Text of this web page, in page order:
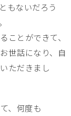
もないだろう
ことができて、
世話になり、自
ただきまし
、何度も